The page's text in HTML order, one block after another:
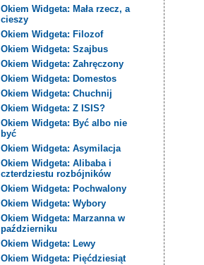
Okiem Widgeta: Mała rzecz, a
cieszy
Okiem Widgeta: Filozof
Okiem Widgeta: Szajbus
Okiem Widgeta: Zahręczony
Okiem Widgeta: Domestos
Okiem Widgeta: Chuchnij
Okiem Widgeta: Z ISIS?
Okiem Widgeta: Być albo nie
być
Okiem Widgeta: Asymilacja
Okiem Widgeta: Alibaba i
czterdziestu rozbójników
Okiem Widgeta: Pochwalony
Okiem Widgeta: Wybory
Okiem Widgeta: Marzanna w
październiku
Okiem Widgeta: Lewy
Okiem Widgeta: Pięćdziesiąt